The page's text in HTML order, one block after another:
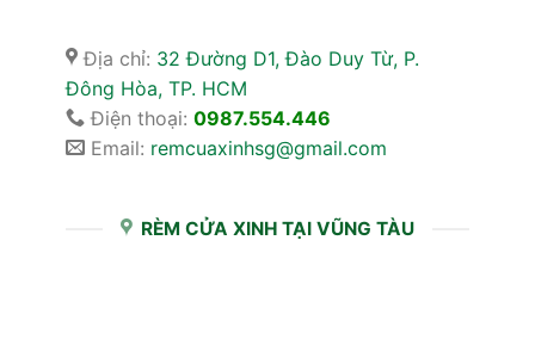
Địa chỉ: 32 Đường D1, Đào Duy Từ, P.
Đông Hòa, TP. HCM
Điện thoại: 0987.554.446
Email: remcuaxinhsg@gmail.com
RÈM CỬA XINH TẠI VŨNG TÀU